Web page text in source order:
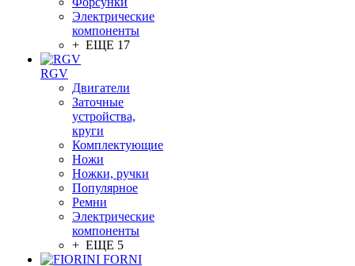
Электрические
компоненты
+ ЕЩЕ 17
RGV
Двигатели
Заточные
устройства,
круги
Комплектующие
Ножи
Ножки, ручки
Популярное
Ремни
Электрические
компоненты
+ ЕЩЕ 5